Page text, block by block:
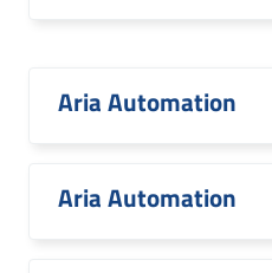
Aria Automation
Aria Automation